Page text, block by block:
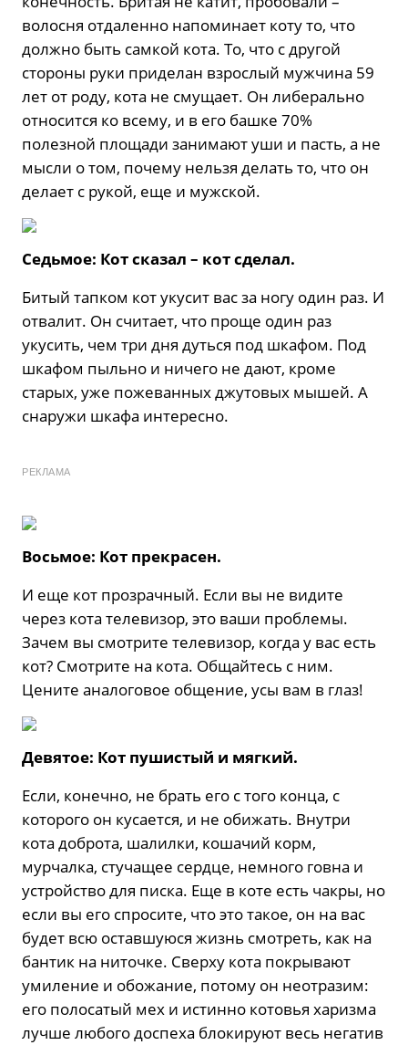
волосня отдаленно напоминает коту то, что
должно быть самкой кота. То, что с другой
стороны руки приделан взрослый мужчина 59
лет от роду, кота не смущает. Он либерально
относится ко всему, и в его башке 70%
полезной площади занимают уши и пасть, а не
мысли о том, почему нельзя делать то, что он
делает с рукой, еще и мужской.
Седьмое: Кот сказал – кот сделал.
Битый тапком кот укусит вас за ногу один раз. И
отвалит. Он считает, что проще один раз
укусить, чем три дня дуться под шкафом. Под
шкафом пыльно и ничего не дают, кроме
старых, уже пожеванных джутовых мышей. А
снаружи шкафа интересно.
РЕКЛАМА
Восьмое: Кот прекрасен.
И еще кот прозрачный. Если вы не видите
через кота телевизор, это ваши проблемы.
Зачем вы смотрите телевизор, когда у вас есть
кот? Смотрите на кота. Общайтесь с ним.
Цените аналоговое общение, усы вам в глаз!
Девятое: Кот пушистый и мягкий.
Если, конечно, не брать его с того конца, с
которого он кусается, и не обижать. Внутри
кота доброта, шалилки, кошачий корм,
мурчалка, стучащее сердце, немного говна и
устройство для писка. Еще в коте есть чакры, но
если вы его спросите, что это такое, он на вас
будет всю оставшуюся жизнь смотреть, как на
бантик на ниточке. Сверху кота покрывают
умиление и обожание, потому он неотразим:
его полосатый мех и истинно котовья харизма
лучше любого доспеха блокируют весь негатив